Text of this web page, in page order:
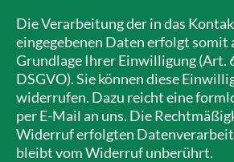
Die Verarbeitung der in das
eingegebenen Daten erfolgt somit
Grundlage Ihrer Einwilligung (Art.
DSGVO). Sie können diese
widerrufen. Dazu reicht eine
per E-Mail an uns. Die
Widerruf erfolgten
bleibt vom Widerruf unberührt.